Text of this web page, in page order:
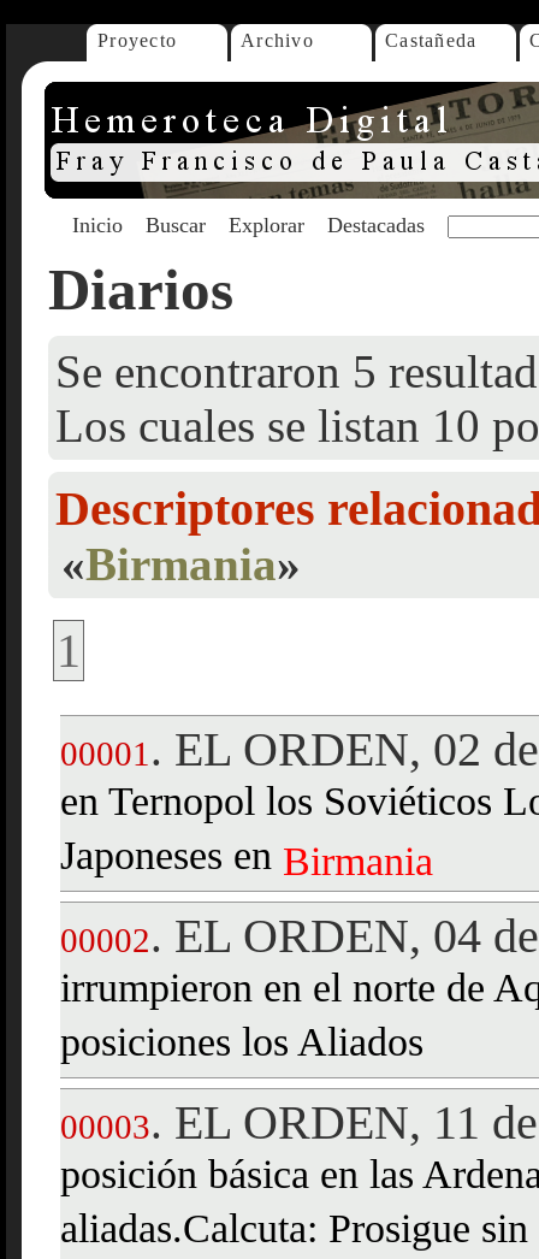
Proyecto Archivo Castañeda
Inicio Buscar Explorar Destacadas
Diarios
Se encontraron 5
Los cuales se listan 10
Descriptores
«Birmania»
1
00001 . EL ORDEN, 02
en Ternopol los Soviéticos
Japoneses en Birmania
00002. EL ORDEN, 04
irrumpieron en el norte de
posiciones los Aliados
00003. EL ORDEN, 11
posición básica en las
aliadas.Calcuta: Prosigue